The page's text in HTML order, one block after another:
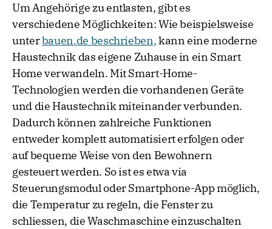
Um Angehörige zu entlasten, gibt es
verschiedene Möglichkeiten: Wie beispielsweise
unterbauen.de beschrieben,kann eine moderne
Haustechnik das eigene Zuhause in ein Smart
Home verwandeln. Mit Smart-Home-
Technologien werden die vorhandenen Geräte
und die Haustechnik miteinander verbunden.
Dadurch können zahlreiche Funktionen
entweder komplett automatisiert erfolgen oder
auf bequeme Weise von den Bewohnern
gesteuert werden. So ist es etwa via
Steuerungsmodul oder Smartphone-App möglich,
die Temperatur zu regeln, die Fenster zu
schliessen, die Waschmaschine einzuschalten